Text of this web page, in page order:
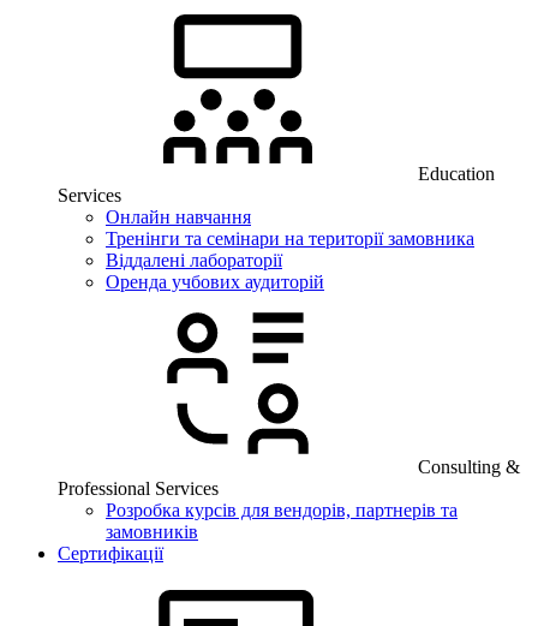
Education
Services
Онлайн навчання
Тренінги та семінари на території замовника
Віддалені лабораторії
Оренда учбових аудиторій
Consulting &
Professional Services
Розробка курсів для вендорів, партнерів та
замовників
Сертифікації